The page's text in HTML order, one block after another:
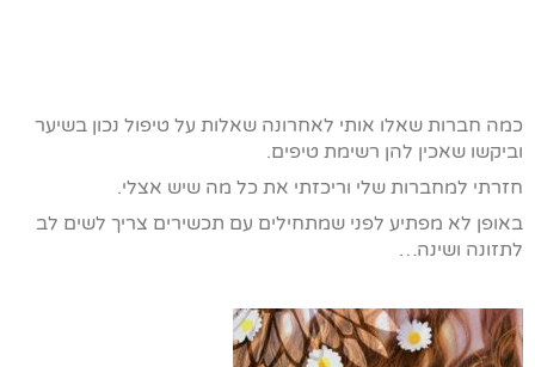
כמה חברות שאלו אותי לאחרונה שאלות על טיפול נכון בשיער
וביקשו שאכין להן רשימת טיפים.
חזרתי למחברות שלי וריכזתי את כל מה שיש אצלי.
באופן לא מפתיע לפני שמתחילים עם תכשירים צריך לשים לב
לתזונה ושינה…